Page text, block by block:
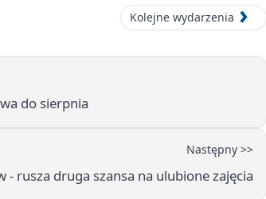
Kolejne wydarzenia
do sierpnia
Następny >>
- rusza druga szansa na ulubione zajęcia